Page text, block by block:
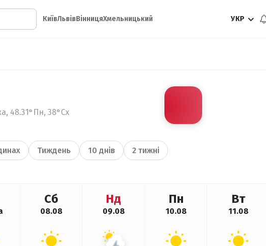
КиївЛьвівВінницяХмельницький УКР
48.31°Пн, 38°Сх
Тиждень 10 днів 2 тижні
Сб
08.08
Нд
09.08
Пн
10.08
Вт
11.08